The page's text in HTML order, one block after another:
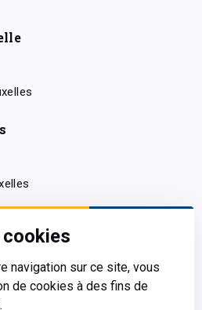
navigation sur ce site, vous
de cookies à des fins de